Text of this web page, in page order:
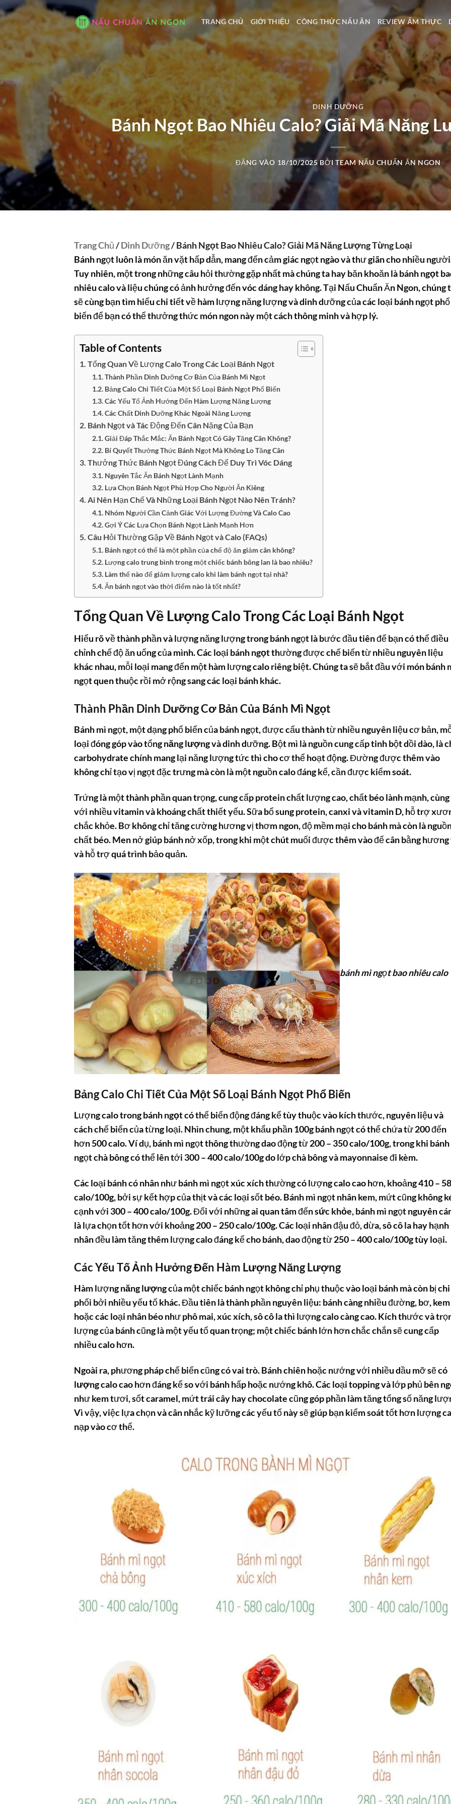
Bỏ
qua
nội
dung
TRANG CHỦ GIỚI THIỆU CÔNG THỨC NẤU ĂN REVIEW ẨM THỰC
DINH DƯỠNG
Bánh Ngọt Bao Nhiêu Calo? Giải Mã Năng
ĐĂNG VÀO 18/10/2025 BỞITEAM NẤU CHUẨN ĂN NGON
Trang Chủ/Dinh Dưỡng/ Bánh Ngọt Bao Nhiêu Calo? Giải Mã Năng Lượng Từng Loại
Bánh ngọt luôn là món ăn vặt hấp dẫn, mang đến cảm giác ngọt ngào và thư giãn cho nhiều
Tuy nhiên, một trong những câu hỏi thường gặp nhất mà chúng ta hay băn khoăn làbánh ngọt
nhiêu calovà liệu chúng có ảnh hưởng đến vóc dáng hay không. Tại Nấu Chuẩn Ăn Ngon, chúng
sẽ cùng bạn tìm hiểu chi tiết về hàm lượng năng lượng và dinh dưỡng của các loại bánh ngọt phổ
biến để bạn có thể thưởng thức món ngon này một cách thông minh và hợp lý.
Table of Contents
Tổng Quan Về Lượng Calo Trong Các Loại Bánh Ngọt
Thành Phần Dinh Dưỡng Cơ Bản Của Bánh Mì Ngọt
Bảng Calo Chi Tiết Của Một Số Loại Bánh Ngọt Phổ Biến
Các Yếu Tố Ảnh Hưởng Đến Hàm Lượng Năng Lượng
Các Chất Dinh Dưỡng Khác Ngoài Năng Lượng
Bánh Ngọt và Tác Động Đến Cân Nặng Của Bạn
Giải Đáp Thắc Mắc: Ăn Bánh Ngọt Có Gây Tăng Cân Không?
Bí Quyết Thưởng Thức Bánh Ngọt Mà Không Lo Tăng Cân
Thưởng Thức Bánh Ngọt Đúng Cách Để Duy Trì Vóc Dáng
Nguyên Tắc Ăn Bánh Ngọt Lành Mạnh
Lựa Chọn Bánh Ngọt Phù Hợp Cho Người Ăn Kiêng
Ai Nên Hạn Chế Và Những Loại Bánh Ngọt Nào Nên Tránh?
Nhóm Người Cần Cảnh Giác Với Lượng Đường Và Calo Cao
Gợi Ý Các Lựa Chọn Bánh Ngọt Lành Mạnh Hơn
Câu Hỏi Thường Gặp Về Bánh Ngọt và Calo (FAQs)
Bánh ngọt có thể là một phần của chế độ ăn giảm cân không?
Lượng calo trung bình trong một chiếc bánh bông lan là bao nhiêu?
Làm thế nào để giảm lượng calo khi làm bánh ngọt tại nhà?
Ăn bánh ngọt vào thời điểm nào là tốt nhất?
Tổng Quan Về Lượng Calo Trong Các Loại Bánh Ngọt
Hiểu rõ về thành phần và lượng năng lượng trong bánh ngọt là bước đầu tiên để bạn có thể điều
chỉnh chế độ ăn uống của mình. Các loại bánh ngọtthường được chế biến từ nhiều nguyên liệu
khác nhau, mỗi loại mang đến một hàm lượng calo riêng biệt. Chúng ta sẽ bắt đầu với món bánh
ngọt quen thuộc rồi mở rộng sang các loại bánh khác.
Thành Phần Dinh Dưỡng Cơ Bản Của Bánh Mì Ngọt
Bánh mì ngọt, một dạng phổ biến của bánh ngọt, được cấu thành từ nhiều nguyên liệu cơ bản,
loại đóng góp vào tổngnăng lượngvà dinh dưỡng. Bột mì là nguồn cung cấp tinh bột dồi dào, là
carbohydrate chính mang lại năng lượng tức thì cho cơ thể hoạt động. Đường được thêm vào
không chỉ tạo vị ngọt đặc trưng mà còn là một nguồn calo đáng kể, cần được kiểm soát.
Trứng là một thành phần quan trọng, cung cấp protein chất lượng cao, chất béo lành mạnh, cùng
với nhiều vitamin và khoáng chất thiết yếu. Sữa bổ sung protein, canxi và vitamin D, hỗ trợ
chắc khỏe. Bơ không chỉ tăng cường hương vị thơm ngon, độ mềm mại cho bánh mà còn là
chất béo. Men nở giúp bánh nở xốp, trong khi một chút muối được thêm vào để cân bằng hương
và hỗ trợ quá trình bảo quản.
bánh mì ngọt bao nhiêu calo
Bảng Calo Chi Tiết Của Một Số Loại Bánh Ngọt Phổ Biến
Lượngcalo trong bánh ngọtcó thể biến động đáng kể tùy thuộc vào kích thước, nguyên liệu và
cách chế biến của từng loại. Nhìn chung, một khẩu phần 100g bánh ngọt có thể chứa từ 200 đến
hơn 500 calo. Ví dụ, bánh mì ngọt thông thường dao động từ 200 – 350 calo/100g, trong khi bánh
ngọt chà bông có thể lên tới 300 – 400 calo/100g do lớp chà bông và mayonnaise đi kèm.
Các loại bánh có nhân như bánh mì ngọt xúc xích thường có lượngcalocao hơn, khoảng 410 –
calo/100g, bởi sự kết hợp của thịt và các loại sốt béo. Bánh mì ngọt nhân kem, mứt cũng không
cạnh với 300 – 400 calo/100g. Đối với những ai quan tâm đếnsức khỏe, bánh mì ngọt nguyên
là lựa chọn tốt hơn với khoảng 200 – 250 calo/100g. Các loại nhân đậu đỏ, dừa, sô cô la hay hạnh
nhân đều làm tăng thêm lượng calo đáng kể cho bánh, dao động từ 250 – 400 calo/100g tùy loại.
Các Yếu Tố Ảnh Hưởng Đến Hàm Lượng Năng Lượng
Hàm lượngnăng lượngcủa một chiếc bánh ngọt không chỉ phụ thuộc vào loại bánh mà còn bị chi
phối bởi nhiều yếu tố khác. Đầu tiên là thành phần nguyên liệu: bánh càng nhiều đường, bơ, kem
hoặc các loại nhân béo như phô mai, xúc xích, sô cô la thì lượng calo càng cao. Kích thước và
lượng của bánh cũng là một yếu tố quan trọng; một chiếc bánh lớn hơn chắc chắn sẽ cung cấp
nhiều calo hơn.
Ngoài ra, phương pháp chế biến cũng có vai trò. Bánh chiên hoặc nướng với nhiều dầu mỡ sẽ có
lượng calocao hơn đáng kể so với bánh hấp hoặc nướng khô. Các loại topping và lớp phủ bên
như kem tươi, sốt caramel, mứt trái cây hay chocolate cũng góp phần làm tăng tổng số năng
Vì vậy, việc lựa chọn và cân nhắc kỹ lưỡng các yếu tố này sẽ giúp bạn kiểm soát tốt hơn lượng
nạp vào cơ thể.